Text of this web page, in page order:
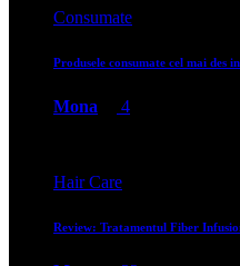
Consumate
Produsele consumate cel mai des
Mona 4
Hair Care
Review: Tratamentul Fiber